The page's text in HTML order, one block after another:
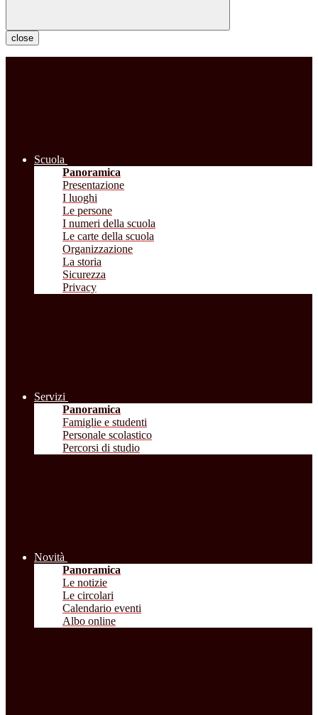
close
Scuola
Panoramica
Presentazione
I luoghi
Le persone
I numeri della scuola
Le carte della scuola
Organizzazione
La storia
Sicurezza
Privacy
Servizi
Panoramica
Famiglie e studenti
Personale scolastico
Percorsi di studio
Novità
Panoramica
Le notizie
Le circolari
Calendario eventi
Albo online